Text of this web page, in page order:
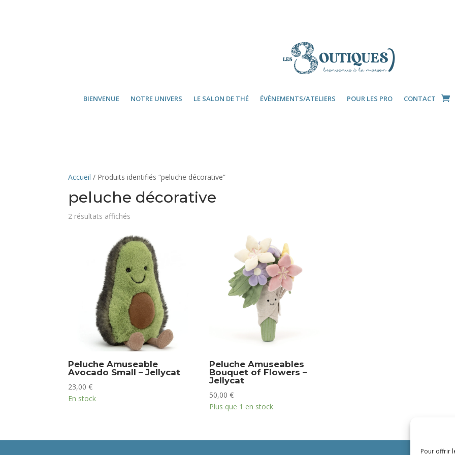
Pour offrir
BIENVENUE NOTRE UNIVERS LE SALON DE THÉ ÉVÈNEMENTS/ATELIERS POUR LES PRO CONTACT
Accueil / Produits identifiés “peluche décorative”
peluche décorative
2 résultats affichés
Peluche Amuseable
Avocado Small – Jellycat
23,00€
En stock
Peluche Amuseables
Bouquet of Flowers –
Jellycat
50,00€
Plus que 1 en stock